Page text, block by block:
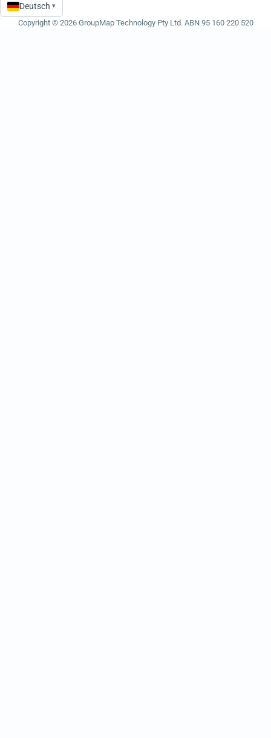
Language
Deutsch ▾
Copyright © 2026 GroupMap Technology Pty Ltd. ABN 95 160 220 520